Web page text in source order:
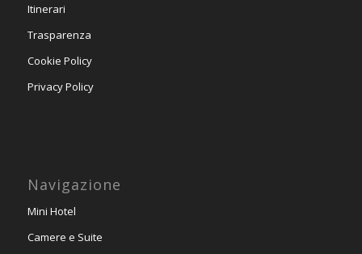
Itinerari
Trasparenza
Cookie Policy
Privacy Policy
Navigazione
Mini Hotel
Camere e Suite